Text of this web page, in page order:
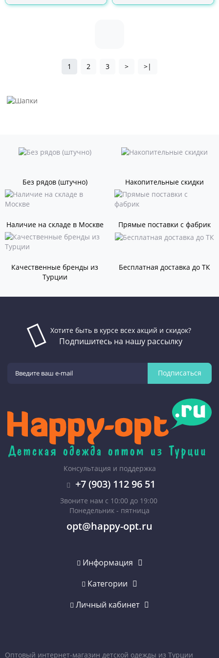
1 2 3 > >|
Без рядов (штучно) Накопительные скидки
Наличие на складе в Москве Прямые поставки с фабрик
Качественные бренды из
Турции
Бесплатная доставка до ТК
Хотите быть в курсе всех акций и скидок?
Подпишитесь на нашу рассылку
Подписаться
Консультация и поддержка
+7 (903) 112 96 51
Звоните нам с 10:00 до 19:00
Понедельник - пятница
opt@happy-opt.ru
Информация
Категории
Личный кабинет
Оптовый интернет-магазин детской одежды из Турции